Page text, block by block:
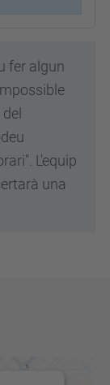
fer algun
L'equip
una